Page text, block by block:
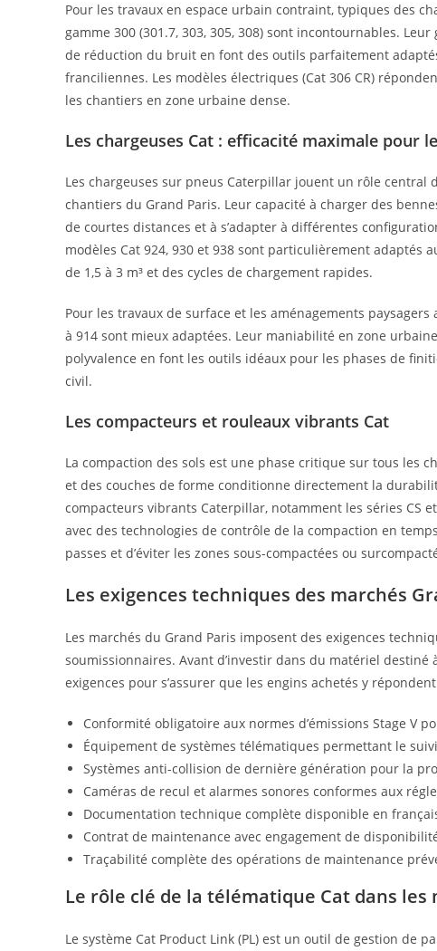
Pour les travaux en espace urbain contraint, typiques des
gamme 300 (301.7, 303, 305, 308) sont incontournables.
de réduction du bruit en font des outils parfaitement
franciliennes. Les modèles électriques (Cat 306 CR)
les chantiers en zone urbaine dense.
Les chargeuses Cat : efficacité maximale pour
Les chargeuses sur pneus Caterpillar jouent un rôle central
chantiers du Grand Paris. Leur capacité à charger des
de courtes distances et à s’adapter à différentes
modèles Cat 924, 930 et 938 sont particulièrement adaptés
de 1,5 à 3 m³ et des cycles de chargement rapides.
Pour les travaux de surface et les aménagements
à 914 sont mieux adaptées. Leur maniabilité en zone
polyvalence en font les outils idéaux pour les phases de
civil.
Les compacteurs et rouleaux vibrants Cat
La compaction des sols est une phase critique sur tous les
et des couches de forme conditionne directement la
compacteurs vibrants Caterpillar, notamment les séries CS
avec des technologies de contrôle de la compaction en
passes et d’éviter les zones sous-compactées ou
Les exigences techniques des marchés
Les marchés du Grand Paris imposent des exigences
soumissionnaires. Avant d’investir dans du matériel
exigences pour s’assurer que les engins achetés y
Conformité obligatoire aux normes d’émissions Stage V
Équipement de systèmes télématiques permettant le
Systèmes anti-collision de dernière génération pour la
Caméras de recul et alarmes sonores conformes aux
Documentation technique complète disponible en
Contrat de maintenance avec engagement de
Traçabilité complète des opérations de maintenance
Le rôle clé de la télématique Cat dans les
Le système Cat Product Link (PL) est un outil de gestion de